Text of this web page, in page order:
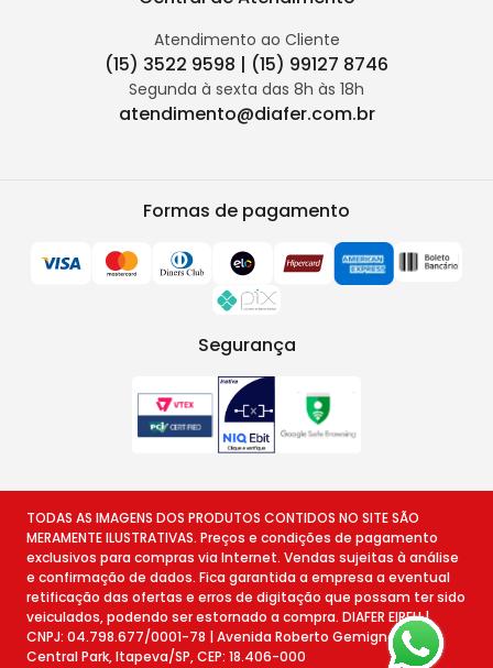
Atendimento ao Cliente
(15) 3522 9598 | (15) 99127 8746
Segunda à sexta das 8h às 18h
atendimento@diafer.com.br
Formas de pagamento
Segurança
TODAS AS IMAGENS DOS PRODUTOS CONTIDOS NO SITE SÃO
MERAMENTE ILUSTRATIVAS. Preços e condições de pagamento
exclusivos para compras via Internet. Vendas sujeitas à análise
e confirmação de dados. Fica garantida a empresa a eventual
retificação das ofertas e erros de digitação que possam ter sido
veiculados, podendo ser estornado a compra. DIAFER EIRELI |
CNPJ: 04.798.677/0001-78 | Avenida Roberto Gemignani, 78 -
Central Park, Itapeva/SP, CEP: 18.406-000